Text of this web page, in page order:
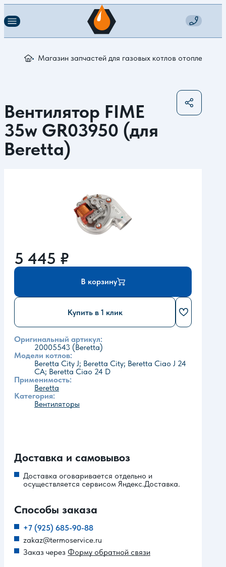
Магазин запчастей для газовых котлов отопления
Вентилятор FIME
35w GR03950 (для
Beretta)
5 445 ₽
В корзину
Купить в 1 клик
Оригинальный артикул:
20005543 (Beretta)
Модели котлов:
Beretta City J; Beretta City; Beretta Ciao J 24
CA; Beretta Ciao 24 D
Применимость:
Beretta
Категория:
Вентиляторы
Доставка и самовывоз
Доставка оговаривается отдельно и
осуществляется сервисом Яндекс.Доставка.
Способы заказа
+7 (925) 685-90-88
zakaz@termoservice.ru
Заказ через Форму обратной связи